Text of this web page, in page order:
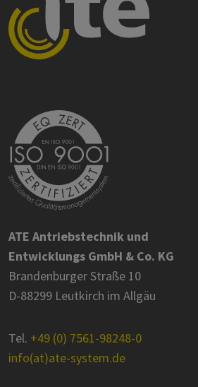
ATE Antriebstechnik und
Entwicklungs GmbH & Co. KG
Brandenburger Straße 10
D-88299 Leutkirch im Allgäu
Tel. +49 (0) 7561-98248-0
info(at)ate-system.de